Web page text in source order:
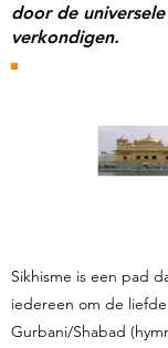
door de
verkondigen.
Sikhisme is een pad
iedereen om de
Gurbani/Shabad